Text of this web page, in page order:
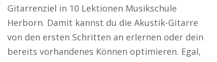
Gitarrenziel in 10 Lektionen Musikschule
Herborn. Damit kannst du die Akustik-Gitarre
von den ersten Schritten an erlernen oder dein
bereits vorhandenes Können optimieren. Egal,